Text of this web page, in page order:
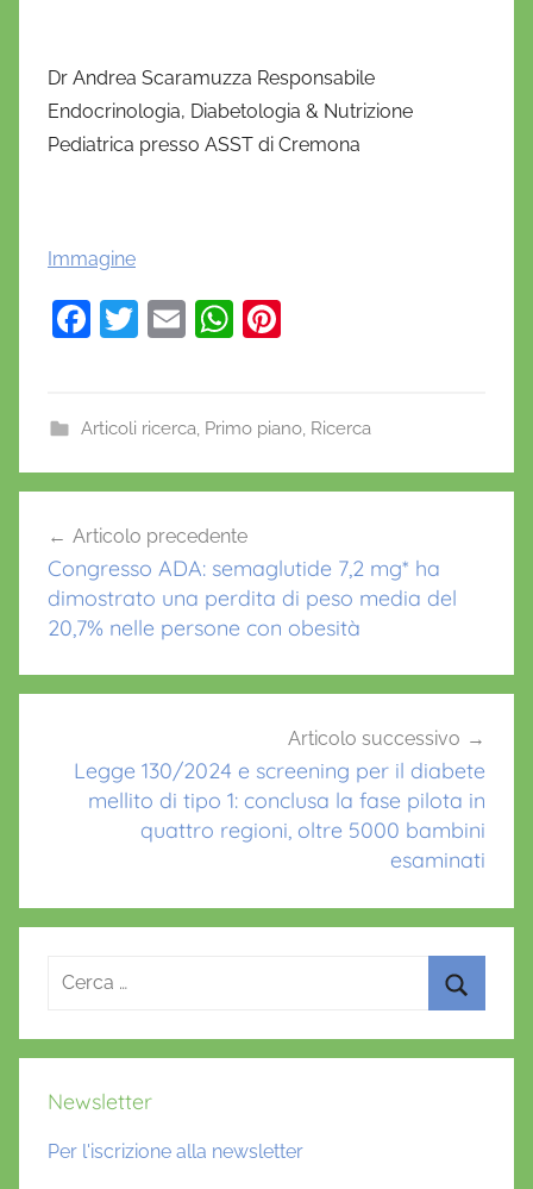
Dr Andrea Scaramuzza Responsabile
Endocrinologia, Diabetologia & Nutrizione
Pediatrica presso ASST di Cremona
Immagine
F
e
b
o
k
T
er
E
l
W
s
A
p
e
st
Articoli ricerca, Primo piano, Ricerca
A
r
S
z
a
B
articoli
Articolo precedente
Congresso ADA: semaglutide 7,2 mg* ha
dimostrato una perdita di peso media del
20,7% nelle persone con obesità
Articolo successivo
Legge 130/2024 e screening per il diabete
mellito di tipo 1: conclusa la fase pilota in
quattro regioni, oltre 5000 bambini
esaminati
Ricerca
Newsletter
Per l'iscrizione alla newsletter